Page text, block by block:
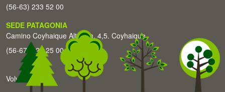
(56-63) 233 52 00
SEDE PATAGONIA
Camino Coyhaique Alto Km. 4,5. Coyhaique
(56-67) 226 25 00
Volver arriba